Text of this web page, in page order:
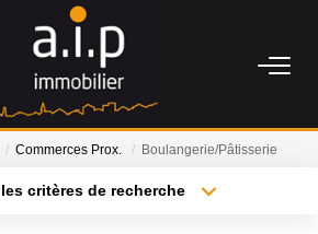
ACHETER
Commerces Prox. Boulangerie/Pâtisserie
critères de recherche